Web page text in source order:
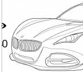
40